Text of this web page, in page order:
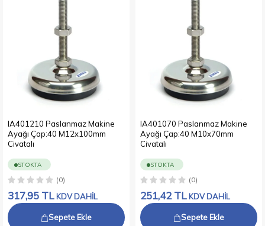
IA401210 Paslanmaz Makine
Ayağı Çap:40 M12x100mm
Civatalı
STOKTA
(0)
317,95 TL KDV DAHİL
Sepete Ekle
IA401070 Paslanmaz Makine
Ayağı Çap:40 M10x70mm
Civatalı
STOKTA
(0)
251,42TL KDV DAHİL
Sepete Ekle